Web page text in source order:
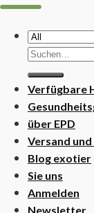
Suchen
nach:
Verfügbare
über EPD
Versand
Blog exotier
Sie uns
Anmelden
Newsletter